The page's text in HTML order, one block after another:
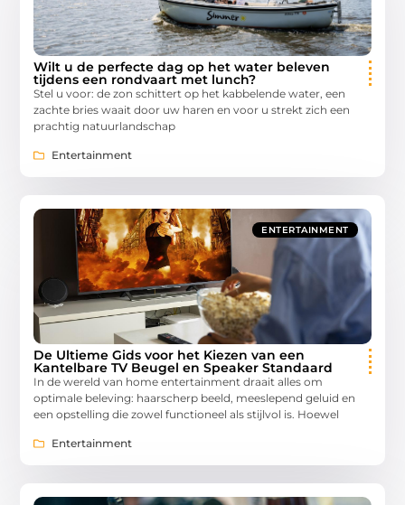
Wilt u de perfecte dag op het water beleven
tijdens een rondvaart met lunch?
Stel u voor: de zon schittert op het kabbelende water, een
zachte bries waait door uw haren en voor u strekt zich een
prachtig natuurlandschap
Entertainment
ENTERTAINMENT
De Ultieme Gids voor het Kiezen van een
Kantelbare TV Beugel en Speaker Standaard
In de wereld van home entertainment draait alles om
optimale beleving: haarscherp beeld, meeslepend geluid en
een opstelling die zowel functioneel als stijlvol is. Hoewel
Entertainment